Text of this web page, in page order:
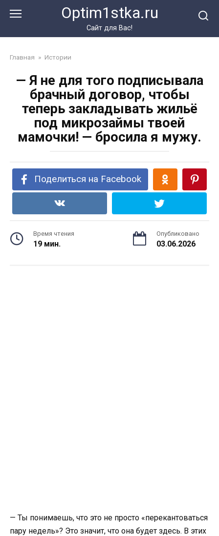
Optim1stka.ru
Сайт для Вас!
Главная » Истории
— Я не для того подписывала
брачный договор, чтобы
теперь закладывать жильё
под микрозаймы твоей
мамочки! — бросила я мужу.
Поделиться на Facebook
Время чтения
19 мин.
Опубликовано
03.06.2026
— Ты понимаешь, что это не просто «перекантоваться
пару недель»? Это значит, что она будет здесь. В этих